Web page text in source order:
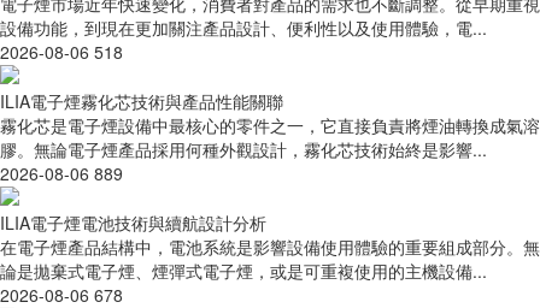
設備功能，到現在更加關注產品設計、便利性以及使用體驗，電...
2026-08-06 518
ILIA電子煙霧化芯技術與產品性能關聯
霧化芯是電子煙設備中最核心的零件之一，它直接負責將煙油轉換成氣溶
膠。無論電子煙產品採用何種外觀設計，霧化芯技術始終是影響...
2026-08-06 889
ILIA電子煙電池技術與續航設計分析
在電子煙產品結構中，電池系統是影響設備使用體驗的重要組成部分。無
論是拋棄式電子煙、煙彈式電子煙，或是可重複使用的主機設備...
2026-08-06 678